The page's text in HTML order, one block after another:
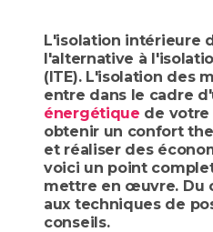
L'isolation intérieure
l'alternative à
(ITE). L'isolation des
entre dans le cadre
énergétique de votre
obtenir un confort
et réaliser des
voici un point
mettre en œuvre. Du
aux techniques de
conseils.